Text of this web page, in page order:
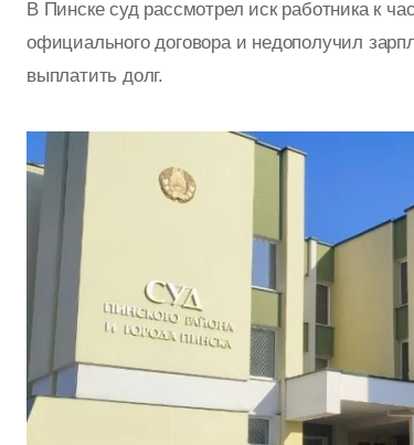
В Пинске суд рассмотрел иск работника к
официального договора и недополучил
выплатить долг.